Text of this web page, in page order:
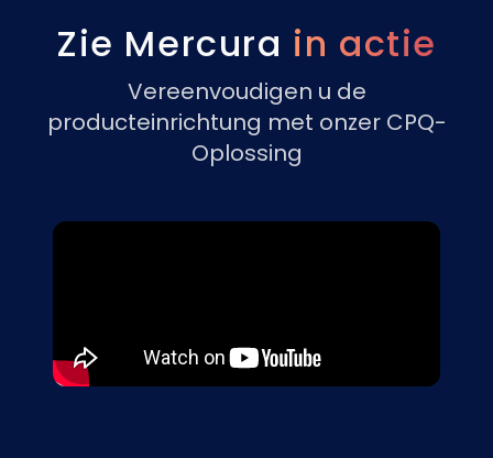
Zie Mercura in actie
Vereenvoudigen u de
producteinrichtung met onzer CPQ-
Oplossing